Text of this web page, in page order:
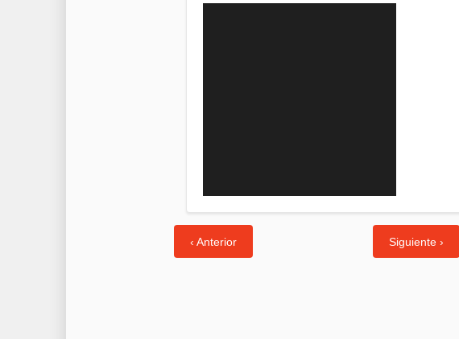
‹ Anterior Siguiente ›